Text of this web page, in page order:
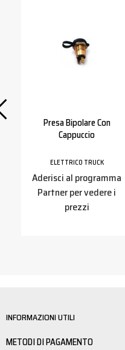
Presa Bipolare Con
Cappuccio
ELETTRICO TRUCK
Aderisci al programma
Partner per vedere i
prezzi
INFORMAZIONI UTILI
METODI DI PAGAMENTO